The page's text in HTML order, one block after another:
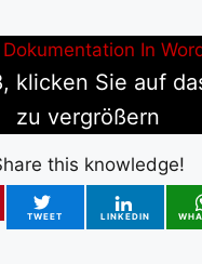
klicken Sie auf
zu vergrößern
this knowledge!
TWEET
LINKEDIN